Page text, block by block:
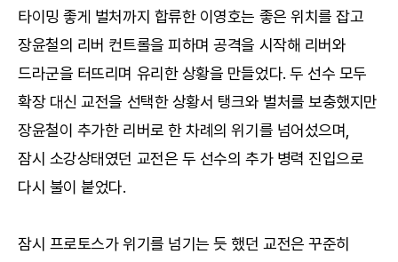
타이밍 좋게 벌처까지 합류한 이영호는 좋은 위치를 잡고
장윤철의 리버 컨트롤을 피하며 공격을 시작해 리버와
드라군을 터뜨리며 유리한 상황을 만들었다. 두 선수 모두
확장 대신 교전을 선택한 상황서 탱크와 벌처를 보충했지만
장윤철이 추가한 리버로 한 차례의 위기를 넘어섰으며,
잠시 소강상태였던 교전은 두 선수의 추가 병력 진입으로
다시 불이 붙었다.
잠시 프로토스가 위기를 넘기는 듯 했던 교전은 꾸준히